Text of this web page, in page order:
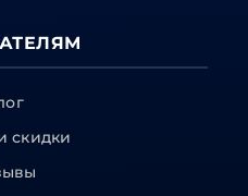
скидки